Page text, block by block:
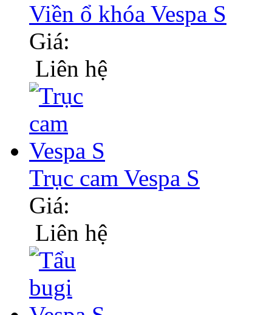
Viền ổ khóa Vespa S
Giá:
Liên hệ
Trục cam Vespa S
Giá:
Liên hệ